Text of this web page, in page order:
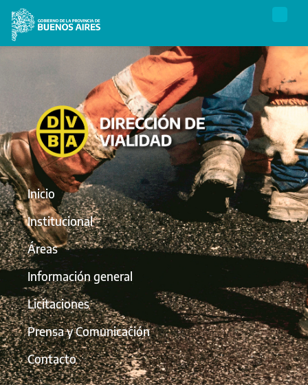
Inicio
Institucional
Áreas
Información general
Licitaciones
Prensa y Comunicación
Contacto